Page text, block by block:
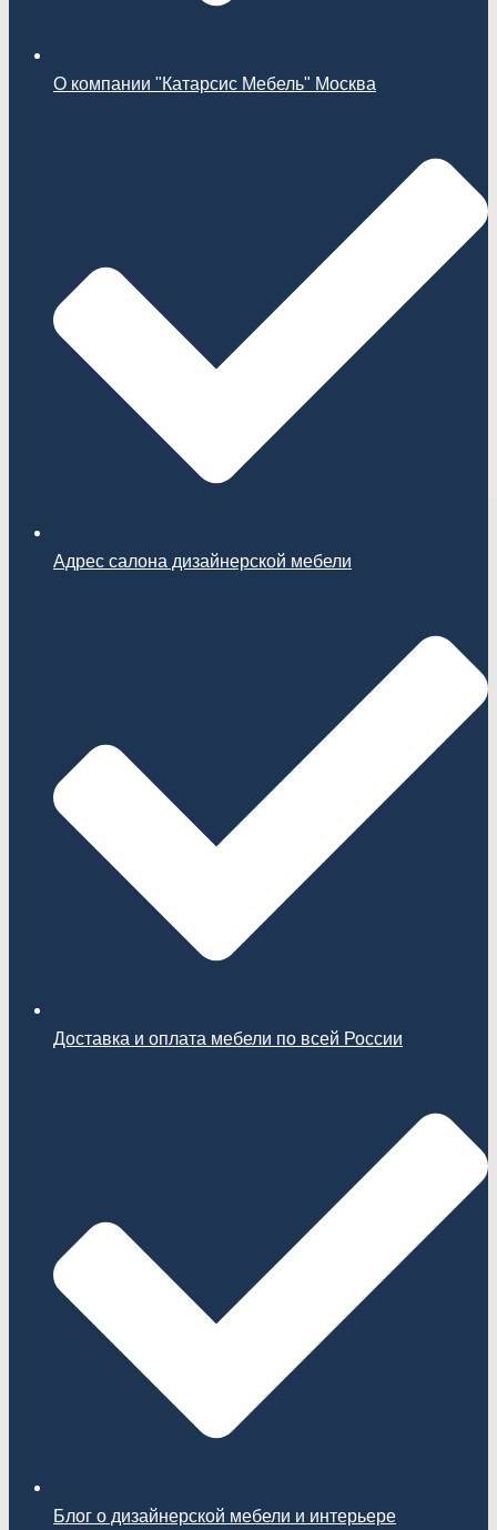
О компании "Катарсис Мебель" Москва
Адрес салона дизайнерской мебели
Доставка и оплата мебели по всей России
Блог о дизайнерской мебели и интерьере